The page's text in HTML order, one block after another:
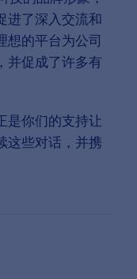
进了深入交流和
想的平台为公司
并促成了许多有
是你们的支持让
这些对话，并携